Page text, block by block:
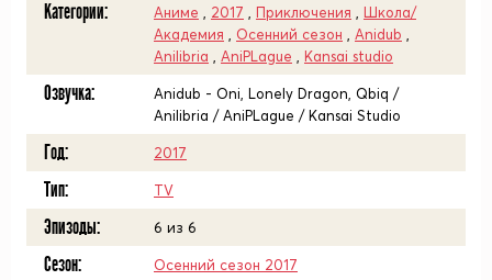
Категории: Аниме 2017 Приключения
Школа/
Академия
Осенний сезон Anidub
Anilibria
AniPLague Kansai studio
Озвучка:
Anidub - Oni, Lonely Dragon, Qbiq /
Anilibria / AniPLague / Kansai Studio
Год: 2017
Тип: TV
Эпизоды: 6 из 6
Сезон: Осенний сезон 2017